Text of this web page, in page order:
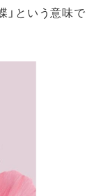
」という意味で